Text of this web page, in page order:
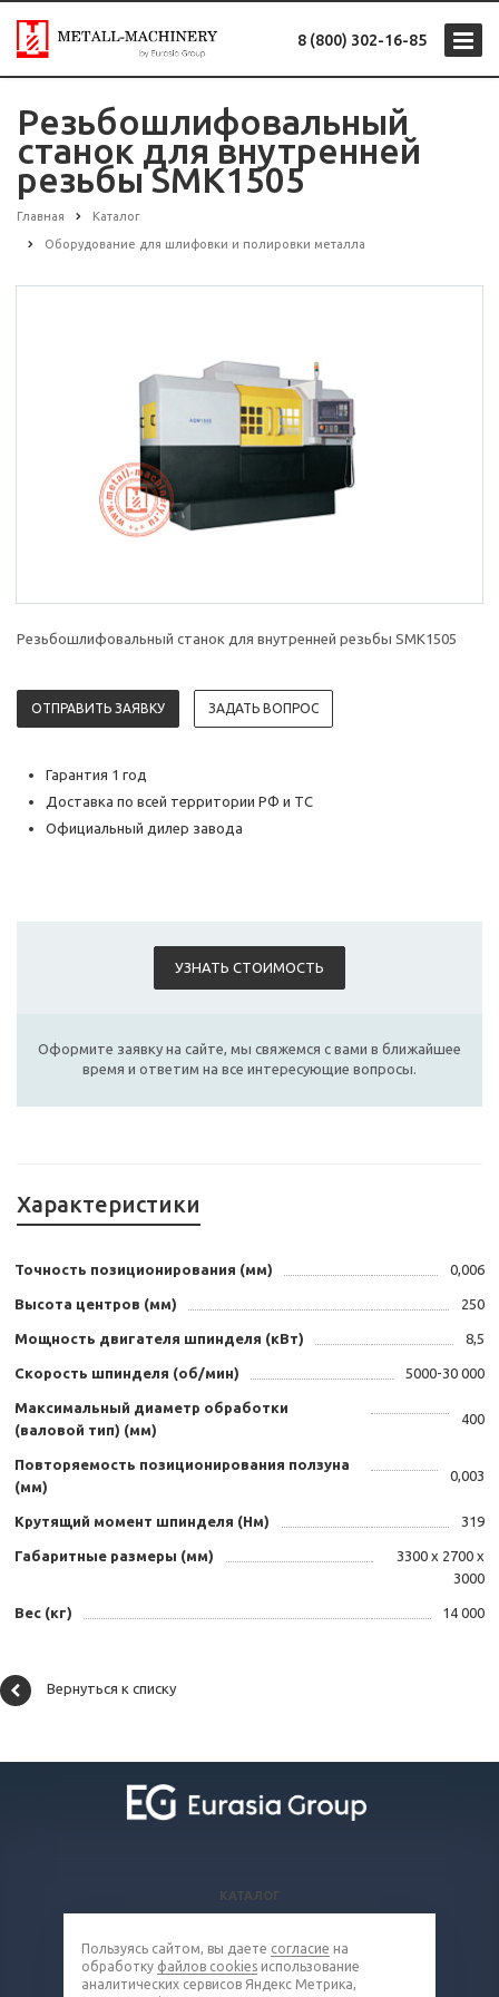
8 (800) 302-16-85
Резьбошлифовальный
станок для внутренней
резьбы SMK1505
Главная Каталог
Оборудование для шлифовки и полировки металла
Резьбошлифовальный станок для внутренней резьбы SMK1505
ОТПРАВИТЬ ЗАЯВКУ ЗАДАТЬ ВОПРОС
Гарантия 1 год
Доставка по всей территории РФ и ТС
Официальный дилер завода
УЗНАТЬ СТОИМОСТЬ
Оформите заявку на сайте, мы свяжемся с вами в ближайшее
время и ответим на все интересующие вопросы.
Характеристики
Точность позиционирования (мм) 0,006
Высота центров (мм) 250
Мощность двигателя шпинделя (кВт) 8,5
Скорость шпинделя (об/мин) 5000-30 000
Максимальный диаметр обработки
(валовой тип) (мм)
400
Повторяемость позиционирования ползуна
(мм)
0,003
Крутящий момент шпинделя (Нм) 319
Габаритные размеры (мм)
3300 х 2700 х
3000
Вес (кг) 14 000
Вернуться к списку
КАТАЛОГ
КОМПАНИЯ
КОНТАКТЫ
Пользуясь сайтом, вы даете согласие на
обработку файлов cookies использование
аналитических сервисов Яндекс Метрика,